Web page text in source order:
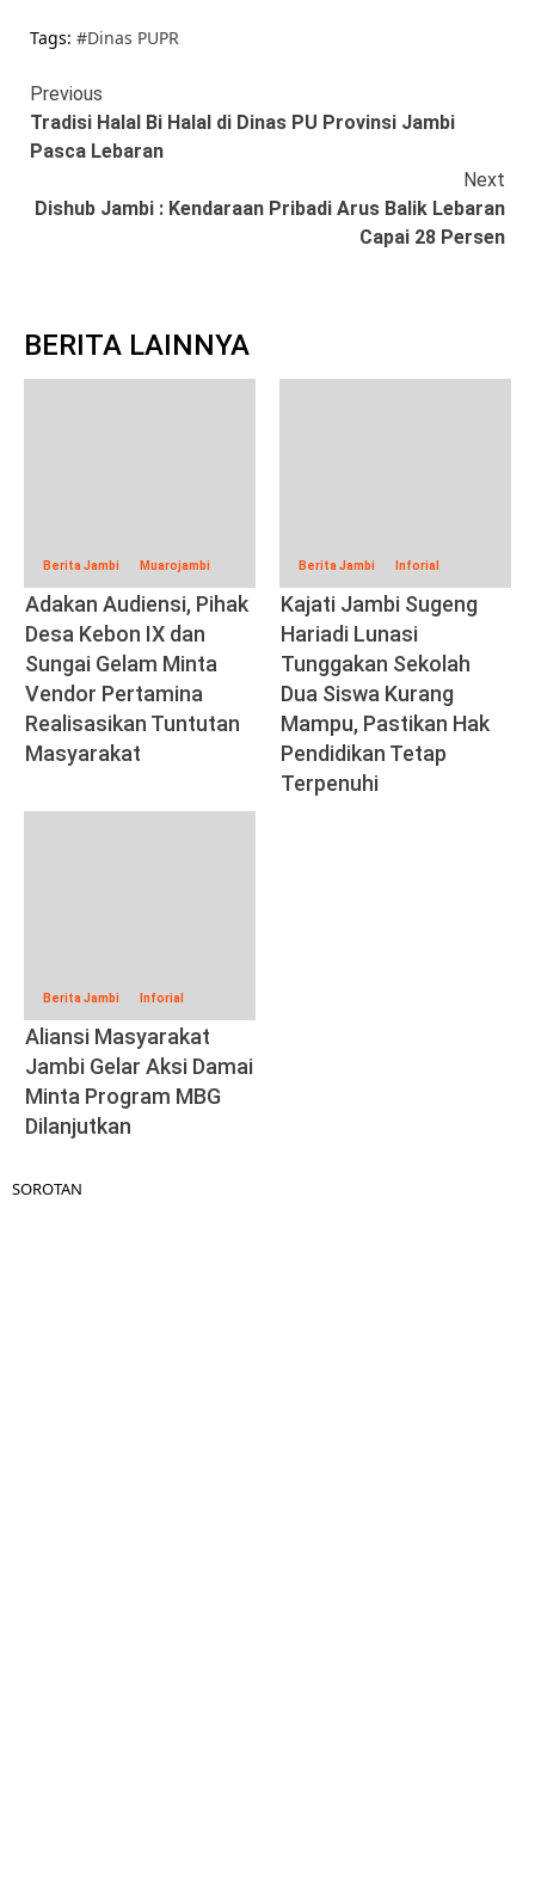
Tags: #Dinas PUPR
Continue
Reading
Previous
Tradisi Halal Bi Halal di Dinas PU Provinsi Jambi
Pasca Lebaran
Next
Dishub Jambi : Kendaraan Pribadi Arus Balik Lebaran
Capai 28 Persen
BERITA LAINNYA
Berita Jambi Muarojambi
Adakan Audiensi, Pihak
Desa Kebon IX dan
Sungai Gelam Minta
Vendor Pertamina
Realisasikan Tuntutan
Masyarakat
Berita Jambi Inforial
Kajati Jambi Sugeng
Hariadi Lunasi
Tunggakan Sekolah
Dua Siswa Kurang
Mampu, Pastikan Hak
Pendidikan Tetap
Terpenuhi
Berita Jambi Inforial
Aliansi Masyarakat
Jambi Gelar Aksi Damai
Minta Program MBG
Dilanjutkan
SOROTAN